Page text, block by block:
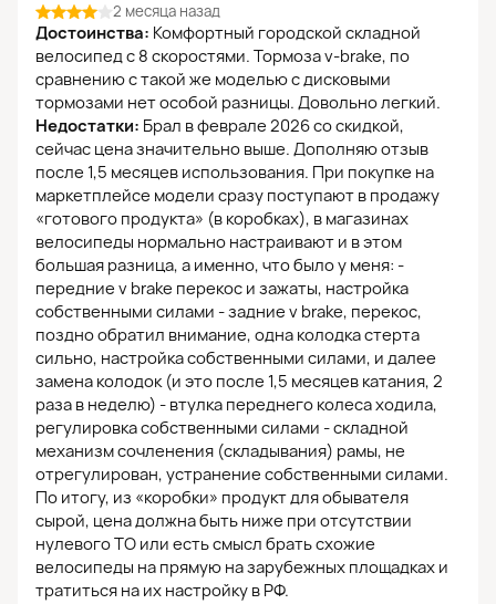
2 месяца назад
Достоинства: Комфортный городской складной
велосипед с 8 скоростями. Тормоза v-brake, по
сравнению с такой же моделью с дисковыми
тормозами нет особой разницы. Довольно легкий.
Недостатки: Брал в феврале 2026 со скидкой,
сейчас цена значительно выше. Дополняю отзыв
после 1,5 месяцев использования. При покупке на
маркетплейсе модели сразу поступают в продажу
«готового продукта» (в коробках), в магазинах
велосипеды нормально настраивают и в этом
большая разница, а именно, что было у меня: -
передние v brake перекос и зажаты, настройка
собственными силами - задние v brake, перекос,
поздно обратил внимание, одна колодка стерта
сильно, настройка собственными силами, и далее
замена колодок (и это после 1,5 месяцев катания, 2
раза в неделю) - втулка переднего колеса ходила,
регулировка собственными силами - складной
механизм сочленения (складывания) рамы, не
отрегулирован, устранение собственными силами.
По итогу, из «коробки» продукт для обывателя
сырой, цена должна быть ниже при отсутствии
нулевого ТО или есть смысл брать схожие
велосипеды на прямую на зарубежных площадках и
тратиться на их настройку в РФ.